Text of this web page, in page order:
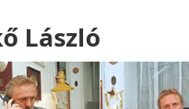
László